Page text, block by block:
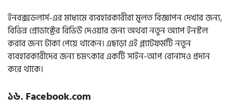
ইনবক্সডলার্স-এর মাধ্যমে ব্যবহারকারীরা মূলত বিজ্ঞাপন দেখার জন্য,
বিভিন্ন প্রোডাক্টের রিভিউ দেওয়ার জন্য অথবা নতুন অ্যাপ ইনস্টল
করার জন্য টাকা পেয়ে থাকেন। এছাড়া এই প্ল্যাটফর্মটি নতুন
ব্যবহারকারীদের জন্য চমৎকার একটি সাইন-আপ বোনাসও প্রদান
করে থাকে।
১৬. Facebook.com